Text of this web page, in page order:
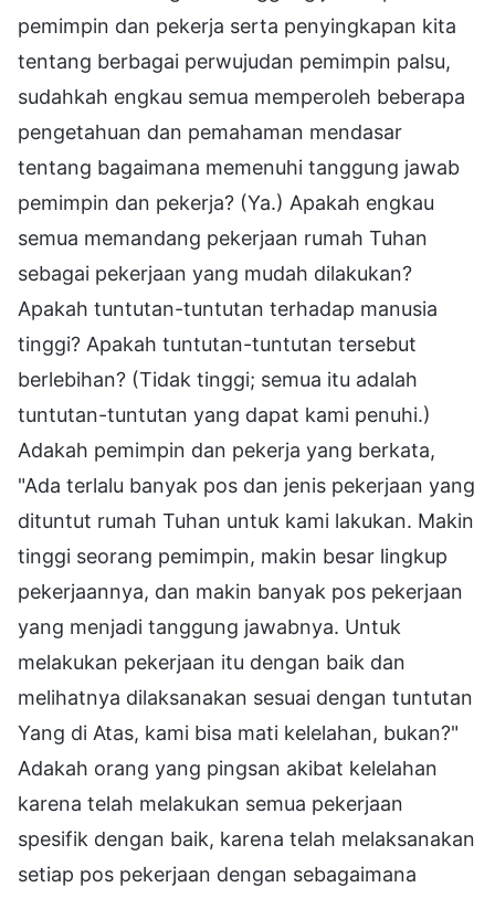
pemimpin dan pekerja serta penyingkapan kita
tentang berbagai perwujudan pemimpin palsu,
sudahkah engkau semua memperoleh beberapa
pengetahuan dan pemahaman mendasar
tentang bagaimana memenuhi tanggung jawab
pemimpin dan pekerja? (Ya.) Apakah engkau
semua memandang pekerjaan rumah Tuhan
sebagai pekerjaan yang mudah dilakukan?
Apakah tuntutan-tuntutan terhadap manusia
tinggi? Apakah tuntutan-tuntutan tersebut
berlebihan? (Tidak tinggi; semua itu adalah
tuntutan-tuntutan yang dapat kami penuhi.)
Adakah pemimpin dan pekerja yang berkata,
"Ada terlalu banyak pos dan jenis pekerjaan yang
dituntut rumah Tuhan untuk kami lakukan. Makin
tinggi seorang pemimpin, makin besar lingkup
pekerjaannya, dan makin banyak pos pekerjaan
yang menjadi tanggung jawabnya. Untuk
melakukan pekerjaan itu dengan baik dan
melihatnya dilaksanakan sesuai dengan tuntutan
Yang di Atas, kami bisa mati kelelahan, bukan?"
Adakah orang yang pingsan akibat kelelahan
karena telah melakukan semua pekerjaan
spesifik dengan baik, karena telah melaksanakan
setiap pos pekerjaan dengan sebagaimana